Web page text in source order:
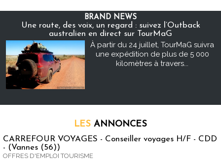
BRAND NEWS
Une route, des voix, un regard : suivez l’Outback
australien en direct sur TourMaG
À partir du 24 juillet, TourMaG suivra
une expédition de plus de 5 000
kilomètres à travers...
LES ANNONCES
CARREFOUR VOYAGES - Conseiller voyages H/F - CDD
- (Vannes (56))
OFFRES D'EMPLOI TOURISME